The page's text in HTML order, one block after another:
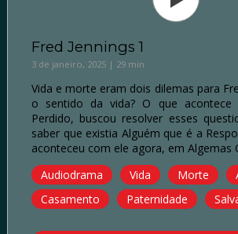
Fred Jennings 1
3 de janeiro, 2025 | 29 min
Vida e morte eram dois dilemas para
o sentido da vida? O que acontece
Perdido, buscou resolver esses
saber que existia Alguém que é a
aconteceu com ele agora, em Algemas
Audiodrama
Vida Morte
Casamento
Paternidade